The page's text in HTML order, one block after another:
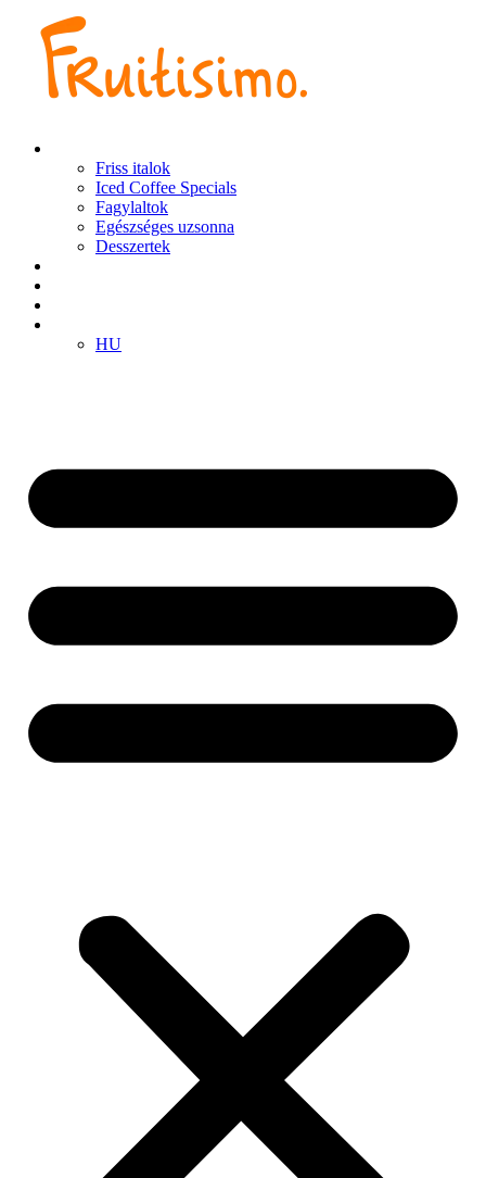
tartalomhoz
Friss italok
Iced Coffee Specials
Fagylaltok
Egészséges uzsonna
Desszertek
HU